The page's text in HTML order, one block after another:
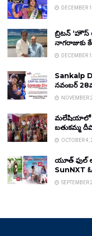
DECEMBER
బ్రిటన్ ‘హౌస్
నాగరాజుకు
DECEMBER
Sankalp
నవంబర్
NOVEMBER
మలేషియాలో
బతుకమ్మ
OCTOBER 4,
యూత్ ఫుల్
SunNXT
SEPTEMBER